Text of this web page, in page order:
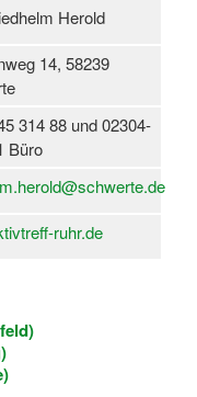
Dortmunder
Herold
14, 58239
314 88 und 02304-
Büro
ruhr.de